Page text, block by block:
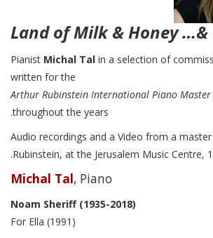
Land of Milk & Honey …&
Pianist Michal Tal in a selection of
written for the
Arthur Rubinstein International Piano
throughout the years.
Audio recordings and a Video from a
Rubinstein, at the Jerusalem Music Centre,
Michal Tal, Piano
Noam Sheriff (1935-2018)
For Ella (1991)